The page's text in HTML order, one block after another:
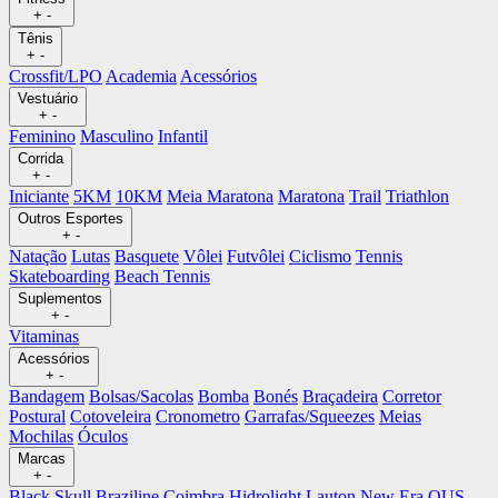
+ -
Tênis
+ -
Crossfit/LPO Academia Acessórios
Vestuário
+ -
Feminino Masculino Infantil
Corrida
+ -
Iniciante 5KM 10KM Meia Maratona Maratona Trail Triathlon
Outros Esportes
+ -
Natação Lutas Basquete Vôlei Futvôlei Ciclismo Tennis
Skateboarding Beach Tennis
Suplementos
+ -
Vitaminas
Acessórios
+ -
Bandagem Bolsas/Sacolas Bomba Bonés Braçadeira Corretor
Postural Cotoveleira Cronometro Garrafas/Squeezes Meias
Mochilas Óculos
Marcas
+ -